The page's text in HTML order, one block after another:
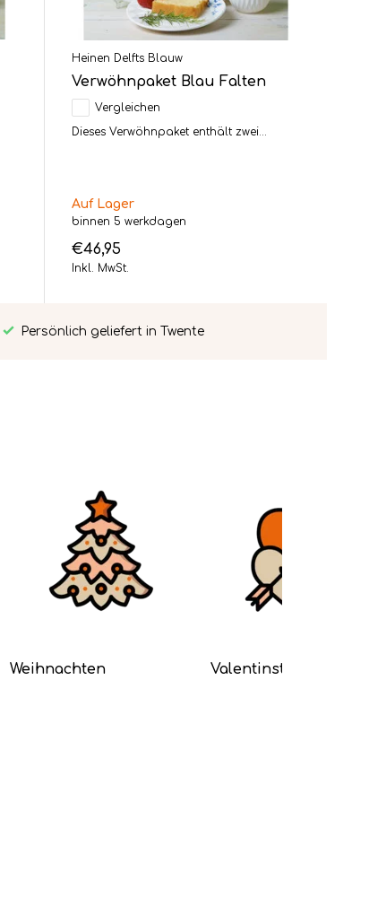
Heinen Delfts Blauw
Verwöhnpaket Blau Falten
Vergleichen
Dieses Verwöhnpaket enthält zwei...
Auf Lager
binnen 5 werkdagen
€46,95
Inkl. MwSt.
Persönlich geliefert in Twente
Weihnachten Valentinstag